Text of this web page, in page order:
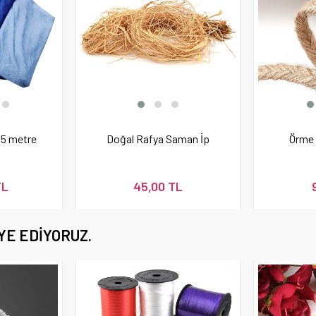
metre Doğal Rafya Saman İp
45,00 TL
EDIYORUZ.